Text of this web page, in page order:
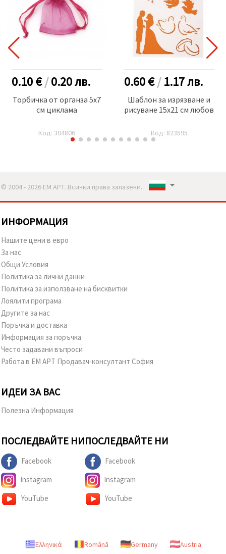
0.10 €/0.20лв.
Торбичка от органза 5x7
см циклама
Код: 304806
0.60 €/1.17лв.
Шаблон за изрязване и
рисуване 15x21 см любов
Код: 823595
© 2004 - 2026 ЕМ АРТ. Всички права запазени..
ИНФОРМАЦИЯ
Нашите цени в евро
За нас
Общи Условия
Политика за лични данни
Политика за използване на бисквитки
Лоялити програма
Другите за нас
Поръчка и доставка
Информация за поръчка
Често задавани въпроси
Работа в ЕМ АРТ Продавач-консултант София
ИДЕИ ЗА ВАС
Полезна Информация
ПОСЛЕДВАЙТЕ НИ
Facebook
Instagram
YouTube
ПОСЛЕДВАЙТЕ НИ
Facebook
Instagram
YouTube
Ελληνικά Română Germany Austria